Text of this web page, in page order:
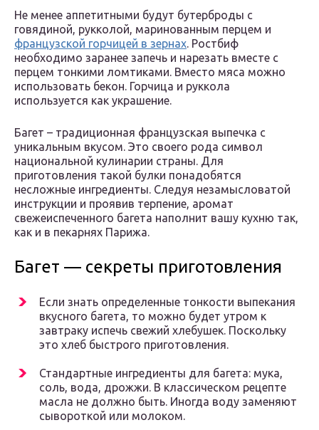
Не менее аппетитными будут бутерброды с
говядиной, рукколой, маринованным перцем и
французской горчицей в зернах. Ростбиф
необходимо заранее запечь и нарезать вместе с
перцем тонкими ломтиками. Вместо мяса можно
использовать бекон. Горчица и руккола
используется как украшение.
Багет – традиционная французская выпечка с
уникальным вкусом. Это своего рода символ
национальной кулинарии страны. Для
приготовления такой булки понадобятся
несложные ингредиенты. Следуя незамысловатой
инструкции и проявив терпение, аромат
свежеиспеченного багета наполнит вашу кухню так,
как и в пекарнях Парижа.
Багет — секреты приготовления
Если знать определенные тонкости выпекания
вкусного багета, то можно будет утром к
завтраку испечь свежий хлебушек. Поскольку
это хлеб быстрого приготовления.
Стандартные ингредиенты для багета: мука,
соль, вода, дрожжи. В классическом рецепте
масла не должно быть. Иногда воду заменяют
сывороткой или молоком.